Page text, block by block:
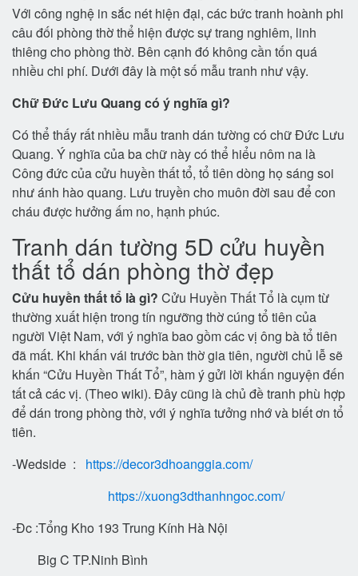
Với công nghệ in sắc nét hiện đại, các bức tranh hoành phi
câu đối phòng thờ thể hiện được sự trang nghiêm, linh
thiêng cho phòng thờ. Bên cạnh đó không cần tốn quá
nhiều chi phí. Dưới đây là một số mẫu tranh như vậy.
Chữ Đức Lưu Quang có ý nghĩa gì?
Có thể thấy rất nhiều mẫu tranh dán tường có chữ Đức Lưu
Quang. Ý nghĩa của ba chữ này có thể hiểu nôm na là
Công đức của cửu huyền thất tổ, tổ tiên dòng họ sáng soi
như ánh hào quang. Lưu truyền cho muôn đời sau để con
cháu được hưởng ấm no, hạnh phúc.
Tranh dán tường 5D cửu huyền
thất tổ dán phòng thờ đẹp
Cửu huyền thất tổ là gì? Cửu Huyền Thất Tổ là cụm từ
thường xuất hiện trong tín ngưỡng thờ cúng tổ tiên của
người Việt Nam, với ý nghĩa bao gồm các vị ông bà tổ tiên
đã mất. Khi khấn vái trước bàn thờ gia tiên, người chủ lễ sẽ
khấn “Cửu Huyền Thất Tổ”, hàm ý gửi lời khấn nguyện đến
tất cả các vị. (Theo wiki). Đây cũng là chủ đề tranh phù hợp
để dán trong phòng thờ, với ý nghĩa tưởng nhớ và biết ơn tổ
tiên.
-Wedside : https://decor3dhoanggia.com/
https://xuong3dthanhngoc.com/
-Đc :Tổng Kho 193 Trung Kính Hà Nội
Big C TP.Ninh Bình